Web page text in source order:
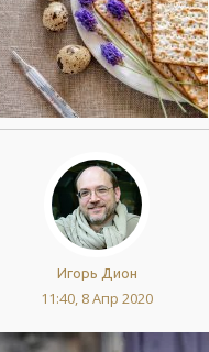
Игорь Дион
11:40, 8 Апр 2020